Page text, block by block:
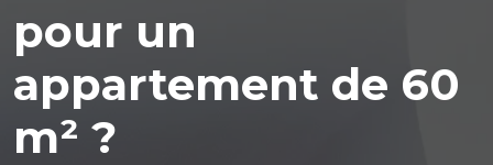
pour un
appartement de 60
m² ?